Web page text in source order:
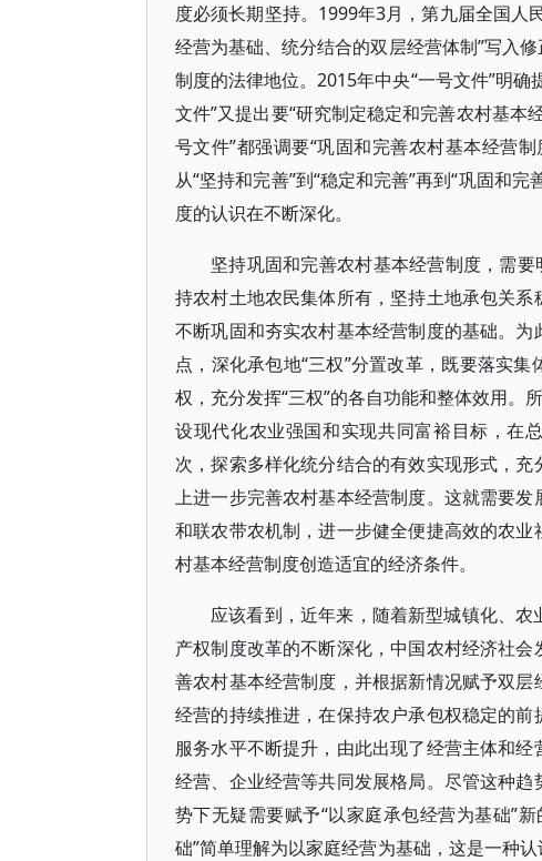
度必须长期坚持。1999年3月，第九届全国人
经营为基础、统分结合的双层经营体制”写入
制度的法律地位。2015年中央“一号文件”明
文件”又提出要“研究制定稳定和完善农村基本
号文件”都强调要“巩固和完善农村基本经营
从“坚持和完善”到“稳定和完善”再到“巩固和
度的认识在不断深化。
坚持巩固和完善农村基本经营制度，需
持农村土地农民集体所有，坚持土地承包关
不断巩固和夯实农村基本经营制度的基础。
点，深化承包地“三权”分置改革，既要落实
权，充分发挥“三权”的各自功能和整体效用。
设现代化农业强国和实现共同富裕目标，在
次，探索多样化统分结合的有效实现形式，
上进一步完善农村基本经营制度。这就需要
和联农带农机制，进一步健全便捷高效的农
村基本经营制度创造适宜的经济条件。
应该看到，近年来，随着新型城镇化、
产权制度改革的不断深化，中国农村经济社
善农村基本经营制度，并根据新情况赋予双
经营的持续推进，在保持农户承包权稳定的
服务水平不断提升，由此出现了经营主体和
经营、企业经营等共同发展格局。尽管这种
势下无疑需要赋予“以家庭承包经营为基础”
础”简单理解为以家庭经营为基础，这是一种